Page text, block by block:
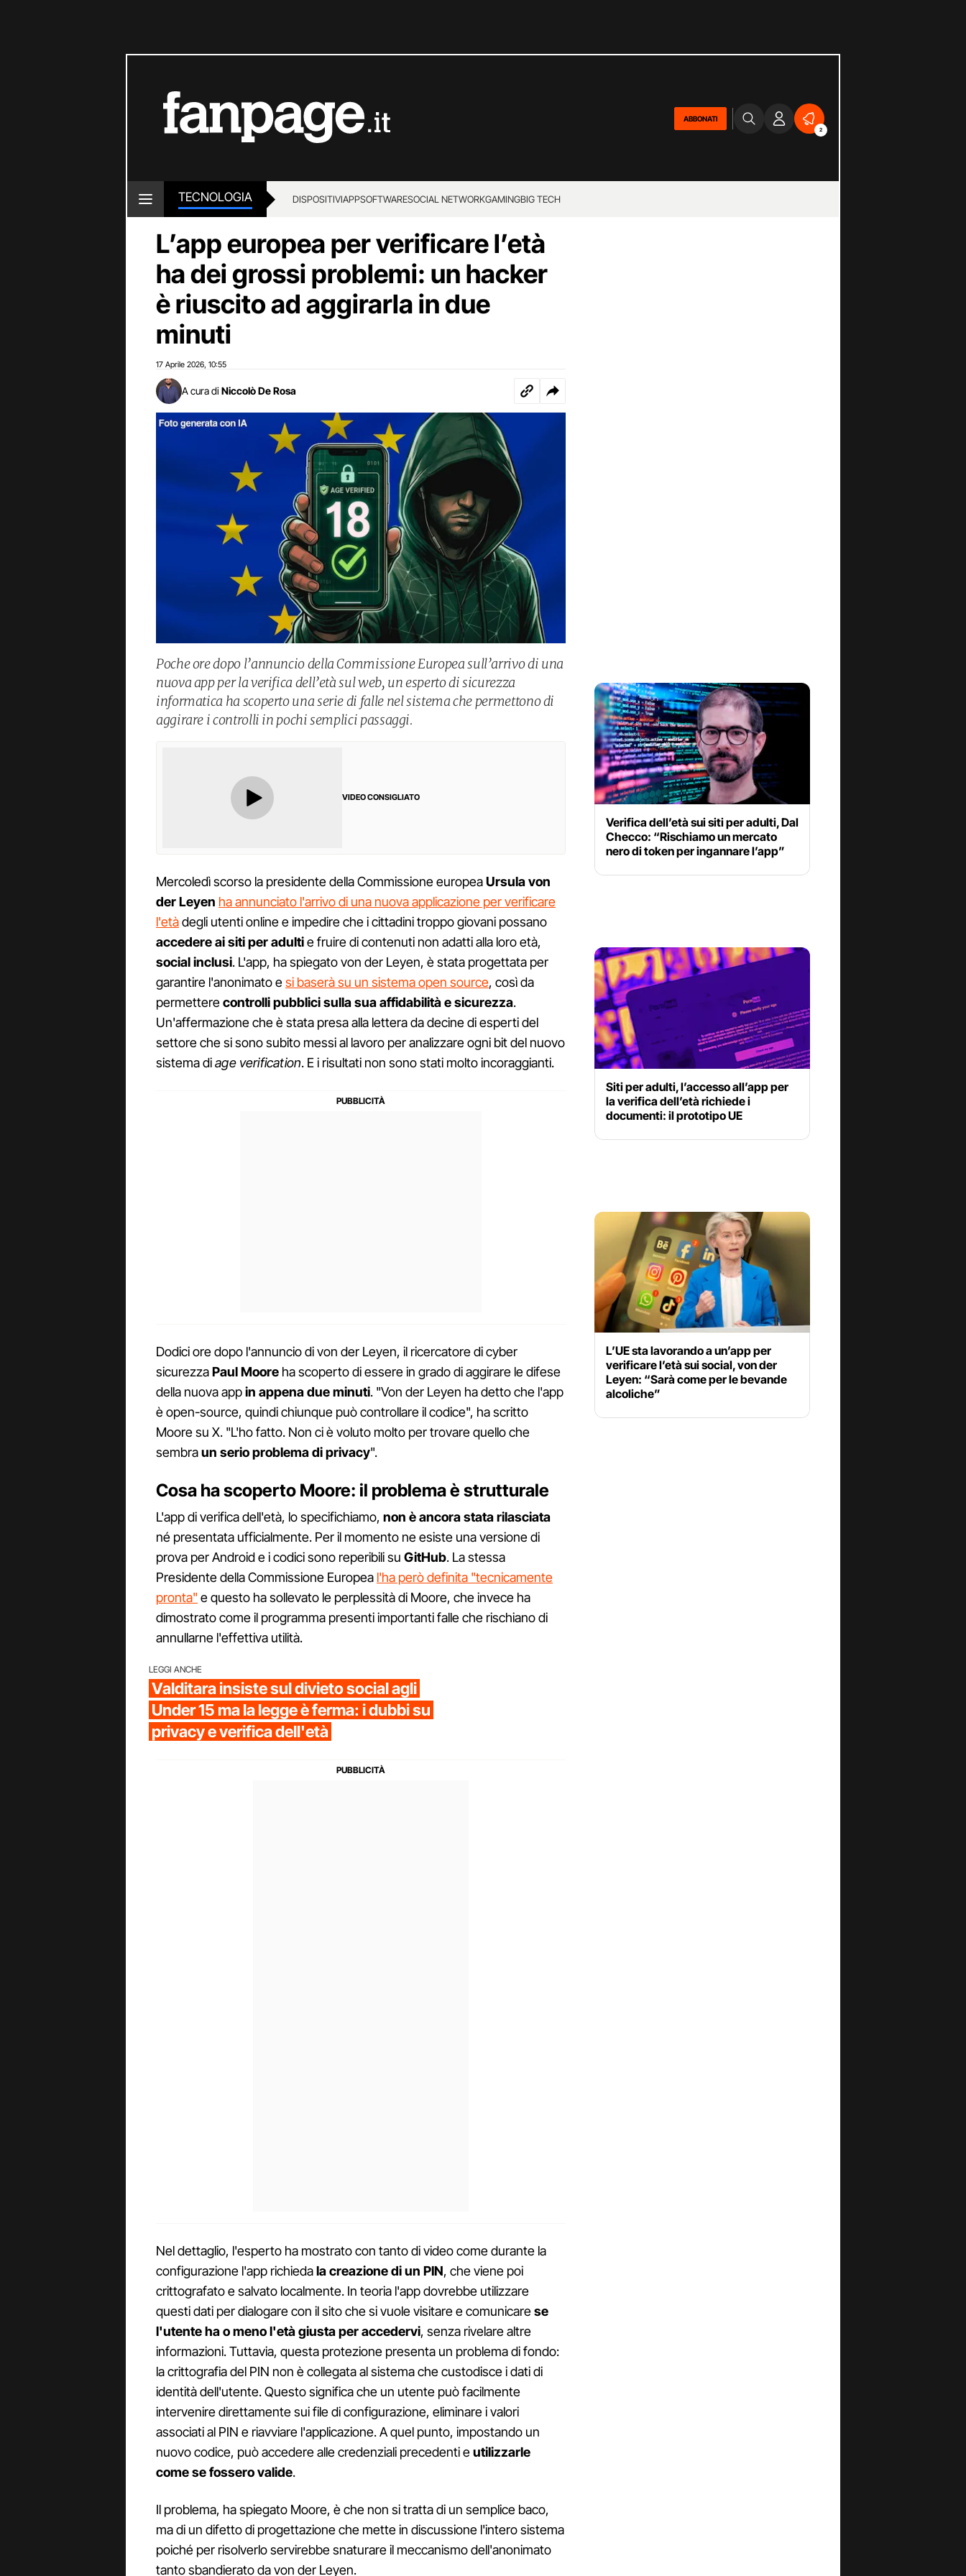
ABBONATI
2
TECNOLOGIA DISPOSITIVIAPPSOFTWARESOCIAL NETWORKGAMINGBIG TECH
L’app europea per verificare l’età
ha dei grossi problemi: un hacker
è riuscito ad aggirarla in due
minuti
17 Aprile 2026 10:55
A cura di Niccolò De Rosa
Poche ore dopo l’annuncio della Commissione Europea sull’arrivo di una
nuova app per la verifica dell’età sul web, un esperto di sicurezza
informatica ha scoperto una serie di falle nel sistema che permettono di
aggirare i controlli in pochi semplici passaggi.
VIDEO CONSIGLIATO
Mercoledì scorso la presidente della Commissione europeaUrsula von
der Leyen ha annunciato l'arrivo di una nuova applicazione per verificare
l'etàdegli utenti online e impedire che i cittadini troppo giovani possano
accedere ai siti per adultie fruire di contenuti non adatti alla loro età,
social inclusi. L'app, ha spiegato von der Leyen, è stata progettata per
garantire l'anonimato esi baserà su un sistema open source, così da
permetterecontrolli pubblici sulla sua affidabilità e sicurezza.
Un'affermazione che è stata presa alla lettera da decine di esperti del
settore che si sono subito messi al lavoro per analizzare ogni bit del nuovo
sistema diage verification. E i risultati non sono stati molto incoraggianti.
Dodici ore dopo l'annuncio di von der Leyen, il ricercatore di cyber
sicurezzaPaul Moore ha scoperto di essere in grado di aggirare le difese
della nuova appin appena due minuti. "Von der Leyen ha detto che l'app
è open-source, quindi chiunque può controllare il codice", ha scritto
Moore su X. "L'ho fatto. Non ci è voluto molto per trovare quello che
sembraun serio problema di privacy".
Cosa ha scoperto Moore: il problema è strutturale
L'app di verifica dell'età, lo specifichiamo, non è ancora stata rilasciata
né presentata ufficialmente. Per il momento ne esiste una versione di
prova per Android e i codici sono reperibili su GitHub. La stessa
Presidente della Commissione Europea l'ha però definita "tecnicamente
pronta" e questo ha sollevato le perplessità di Moore, che invece ha
dimostrato come il programma presenti importanti falle che rischiano di
annullarne l'effettiva utilità.
LEGGI ANCHE
Valditara insiste sul divieto social agli
Under 15 ma la legge è ferma: i dubbi su
privacy e verifica dell'età
Nel dettaglio, l'esperto ha mostrato con tanto di video come durante la
configurazione l'app richiedala creazione di un PIN, che viene poi
crittografato e salvato localmente. In teoria l'app dovrebbe utilizzare
questi dati per dialogare con il sito che si vuole visitare e comunicarese
l'utente ha o meno l'età giusta per accedervi, senza rivelare altre
informazioni. Tuttavia, questa protezione presenta un problema di fondo:
la crittografia del PIN non è collegata al sistema che custodisce i dati di
identità dell'utente. Questo significa che un utente può facilmente
intervenire direttamente sui file di configurazione, eliminare i valori
associati al PIN e riavviare l'applicazione. A quel punto, impostando un
nuovo codice, può accedere alle credenziali precedenti eutilizzarle
come se fossero valide.
Il problema, ha spiegato Moore, è che non si tratta di un semplice baco,
ma di un difetto di progettazione che mette in discussione l'intero sistema
poiché per risolverlo servirebbe snaturare il meccanismo dell'anonimato
tanto sbandierato da von der Leyen.
Verifica dell’età sui siti per adulti, Dal
Checco: “Rischiamo un mercato
nero di token per ingannare l’app”
Siti per adulti, l’accesso all’app per
la verifica dell’età richiede i
documenti: il prototipo UE
L’UE sta lavorando a un’app per
verificare l’età sui social, von der
Leyen: “Sarà come per le bevande
alcoliche”